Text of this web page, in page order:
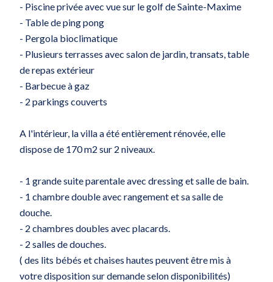
- Piscine privée avec vue sur le golf de Sainte-Maxime
- Table de ping pong
- Pergola bioclimatique
- Plusieurs terrasses avec salon de jardin, transats, table
de repas extérieur
- Barbecue à gaz
- 2 parkings couverts
A l'intérieur, la villa a été entièrement rénovée, elle
dispose de 170 m2 sur 2 niveaux.
- 1 grande suite parentale avec dressing et salle de bain.
- 1 chambre double avec rangement et sa salle de
douche.
- 2 chambres doubles avec placards.
- 2 salles de douches.
( des lits bébés et chaises hautes peuvent être mis à
votre disposition sur demande selon disponibilités)